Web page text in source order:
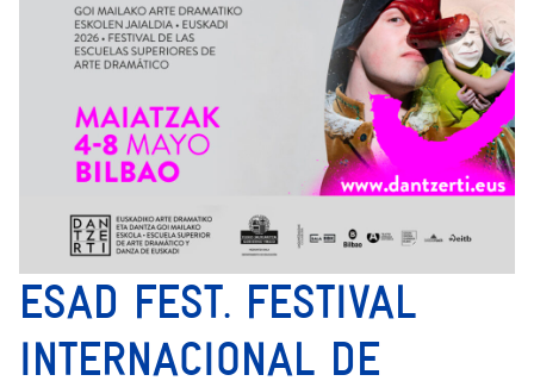
ESAD FEST. FESTIVAL
INTERNACIONAL DE